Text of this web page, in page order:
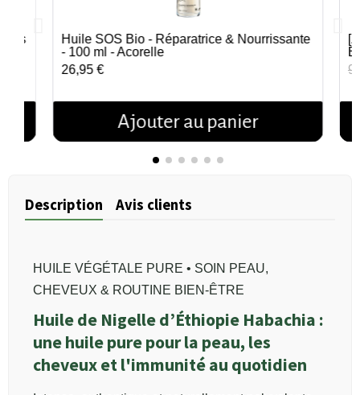
Aperçu rapide
Huile SOS Bio - Réparatrice & Nourrissante
- 100 ml - Acorelle
26,95 €
Ajouter au panier
Description Avis clients
HUILE VÉGÉTALE PURE • SOIN PEAU,
CHEVEUX & ROUTINE BIEN-ÊTRE
Huile de Nigelle d’Éthiopie Habachia :
une huile pure pour la peau, les
cheveux et l'immunité au quotidien